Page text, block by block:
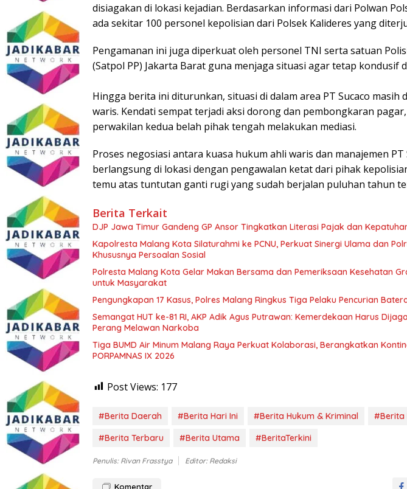
disiagakan di lokasi kejadian. Berdasarkan informasi dari Polwan
ada sekitar 100 personel kepolisian dari Polsek Kalideres yang
Pengamanan ini juga diperkuat oleh personel TNI serta satuan
(Satpol PP) Jakarta Barat guna menjaga situasi agar tetap kondusif
​Hingga berita ini diturunkan, situasi di dalam area PT Sucaco masih
waris. Kendati sempat terjadi aksi dorong dan pembongkaran
perwakilan kedua belah pihak tengah melakukan mediasi.
Proses negosiasi antara kuasa hukum ahli waris dan manajemen PT
berlangsung di lokasi dengan pengawalan ketat dari pihak
temu atas tuntutan ganti rugi yang sudah berjalan puluhan tahun
Berita Terkait
DJP Jawa Timur Gandeng GP Ansor Tingkatkan Literasi Pajak dan
Kapolresta Malang Kota Silaturahmi ke PCNU, Perkuat Sinergi Ulama dan
Khususnya Persoalan Sosial
Polresta Malang Kota Gelar Makan Bersama dan Pemeriksaan Kesehatan
untuk Masyarakat
Pengungkapan 17 Kasus, Polres Malang Ringkus Tiga Pelaku Pencurian
Semangat HUT ke-81 RI, AKP Adik Agus Putrawan: Kemerdekaan Harus
Perang Melawan Narkoba
Tiga BUMD Air Minum Malang Raya Perkuat Kolaborasi, Berangkatkan
PORPAMNAS IX 2026
Post Views: 177
#Berita Daerah #Berita Hari Ini #Berita Hukum & Kriminal
#Berita
#Berita Terbaru
#Berita Utama #BeritaTerkini
Penulis: Rivan Frasstya Editor: Redaksi
Komentar